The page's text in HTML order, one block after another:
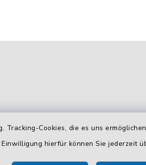
Cookies, die es uns
hierfür können Sie jederzeit